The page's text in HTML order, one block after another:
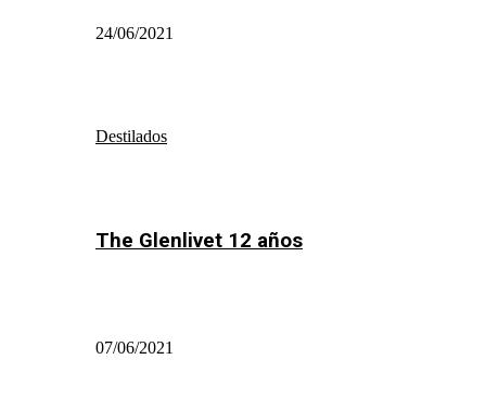
24/06/2021
Destilados
The Glenlivet 12 años
07/06/2021